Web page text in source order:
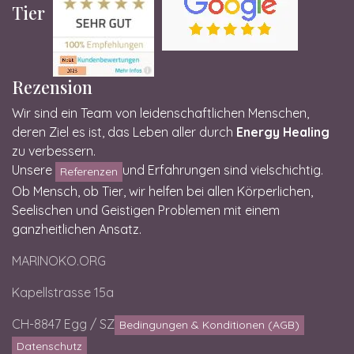
Tier
Rezension
Wir sind ein Team von leidenschaftlichen Menschen,
deren Ziel es ist, das Leben aller durch Energy Healing
zu verbessern.
Unsere
Referenzen und Erfahrungen sind vielschichtig.
Ob Mensch, ob Tier, wir helfen bei allen Körperlichen,
Seelischen und Geistigen Problemen mit einem
ganzheitlichen Ansatz.
MARINOKO.ORG
Kapellstrasse 15a
CH-8847 Egg / SZ Bedingungen & Konditionen (AGB)
Datenschutz